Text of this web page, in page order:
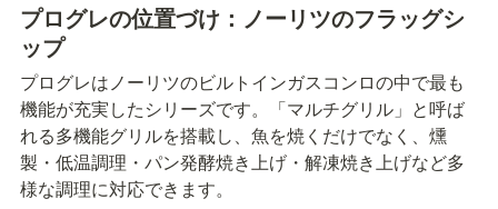
プログレの位置づけ：ノーリツのフラッグシ
ップ
プログレはノーリツのビルトインガスコンロの中で最も
機能が充実したシリーズです。「マルチグリル」と呼ば
れる多機能グリルを搭載し、魚を焼くだけでなく、燻
製・低温調理・パン発酵焼き上げ・解凍焼き上げなど多
様な調理に対応できます。